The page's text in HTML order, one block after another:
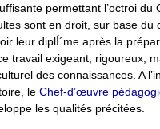
permettant l’octroi du
sont en droit, sur base du
leur diplÍ´me après la
travail exigeant, rigoureux,
des connaissances. A
le Chef-d’œuvre
les qualités précitées.